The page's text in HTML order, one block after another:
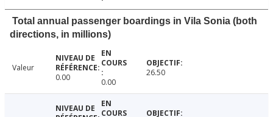
Total annual passenger boardings in Vila Sonia (both
directions, in millions)
Valeur
0.00
0.00
26.50